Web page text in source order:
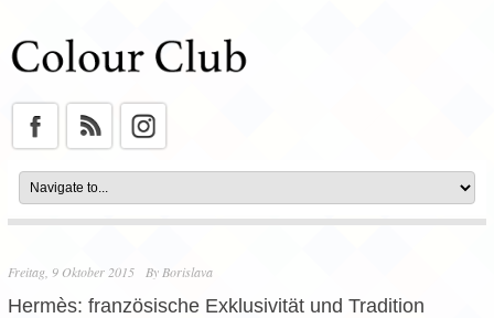
Freitag, 9 Oktober 2015 By Borislava
Hermès: französische Exklusivität und Tradition